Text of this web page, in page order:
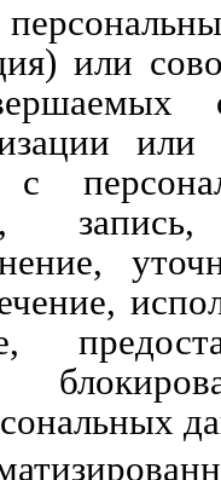
или
или
с
запись,